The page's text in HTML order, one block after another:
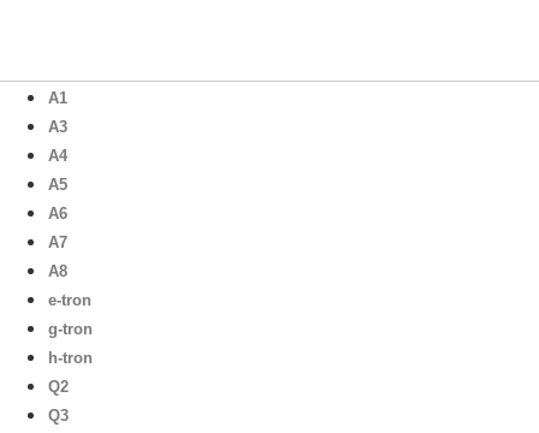
A1
A3
A4
A5
A6
A7
A8
e-tron
g-tron
h-tron
Q2
Q3